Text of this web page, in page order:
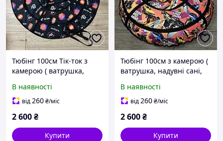
Тюбінг 100см Тік-ток з
камерою ( ватрушка,
таблетка для снігу)
В наявності
від260₴/міс
2 600₴
Купити
Тюбінг 100см з камерою (
ватрушка, надувні сані,
снігу)
В наявності
від260₴/міс
2 600₴
Купити